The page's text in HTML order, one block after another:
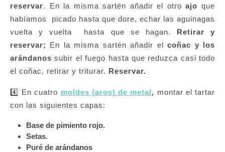
reservar. En la misma sartén añadir el otroajo que
habíamos picado hasta que dore, echar las aguinagas
vuelta y vuelta hasta que se hagan.
Retirar y
reservar; En la misma sartén añadir elcoñac y los
arándanossubir el fuego hasta que reduzca casi todo
el coñac, retirar y triturar. Reservar.
4️⃣ En cuatro moldes (aros) de metal, montar el tartar
con las siguientes capas:
Base de pimiento rojo.
Setas.
Puré de arándanos